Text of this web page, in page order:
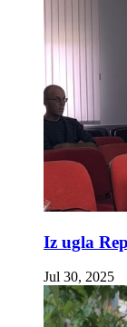
Iz ugla
Jul 30, 2025